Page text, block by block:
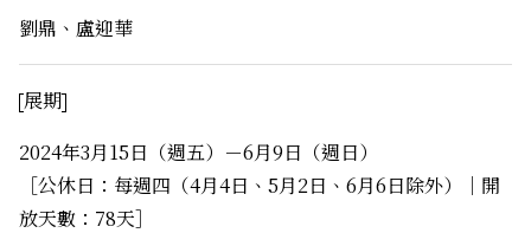
劉鼎、盧迎華
展期
2024年3月15日（週五）－6月9日（週日）
［公休日：每週四（4月4日、5月2日、6月6日除外）｜開
放天數：78天］